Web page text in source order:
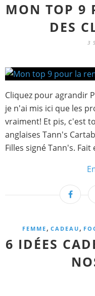
MON TOP 9
DES
3
Cliquez pour agrandir
je n'ai mis ici que les
vraiment! Et pis, c'est
anglaises Tann's
Filles signé Tann's. Fait
FEMME, CADEAU,
6 IDÉES